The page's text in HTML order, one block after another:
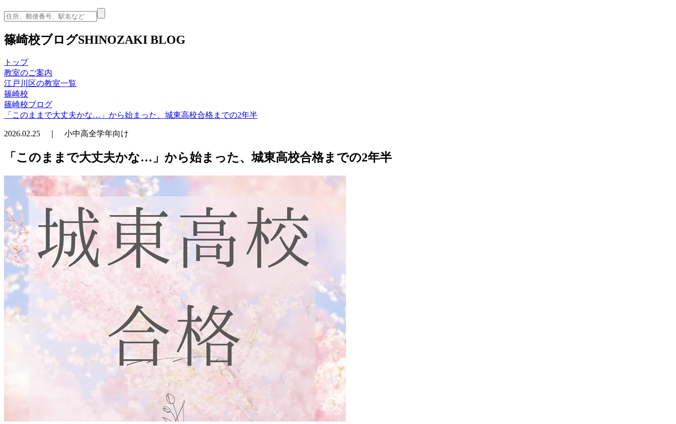
篠崎校ブログSHINOZAKI BLOG
トップ
教室のご案内
江戸川区の教室一覧
篠崎校
篠崎校ブログ
「このままで大丈夫かな…」から始まった、城東高校合格までの2年半
2026.02.25 ｜ 小中高全学年向け
「このままで大丈夫かな…」から始まった、城東高校合格までの2年半